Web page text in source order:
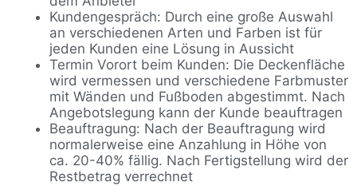
Kundengespräch: Durch eine große Auswahl
an verschiedenen Arten und Farben ist für
jeden Kunden eine Lösung in Aussicht
Termin Vorort beim Kunden: Die Deckenfläche
wird vermessen und verschiedene Farbmuster
mit Wänden und Fußboden abgestimmt. Nach
Angebotslegung kann der Kunde beauftragen
Beauftragung: Nach der Beauftragung wird
normalerweise eine Anzahlung in Höhe von
ca. 20-40% fällig. Nach Fertigstellung wird der
Restbetrag verrechnet